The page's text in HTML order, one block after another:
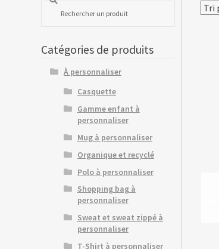
Catégories de produits
À personnaliser
Casquette
Gamme enfant à
personnaliser
Mug à personnaliser
Organique et recyclé
Polo à personnaliser
Shopping bag à
personnaliser
Sweat et sweat zippé à
personnaliser
T-Shirt à personnaliser